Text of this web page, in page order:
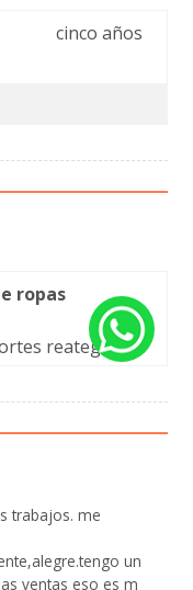
cinco años
ropas
reategui
trabajos. me
un
ventas eso es m